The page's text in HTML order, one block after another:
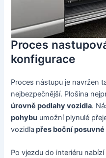
Proces
konfigurace
Proces nástupu je navržen
nejbezpečnější. Plošina
úrovně podlahy vozidla.
pohybu umožní plynulé
vozidla přes boční
Po vjezdu do interiéru